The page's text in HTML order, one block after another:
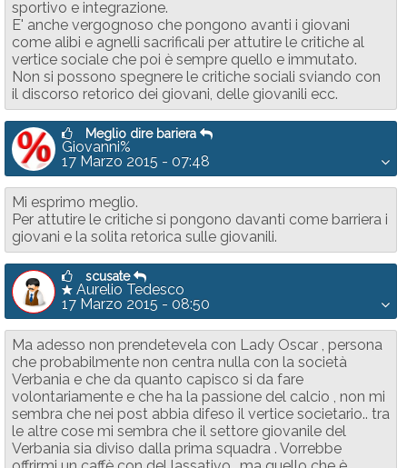
sportivo e integrazione.
E' anche vergognoso che pongono avanti i giovani
come alibi e agnelli sacrificali per attutire le critiche al
vertice sociale che poi è sempre quello e immutato.
Non si possono spegnere le critiche sociali sviando con
il discorso retorico dei giovani, delle giovanili ecc.
Meglio dire bariera
Giovanni%
17 Marzo 2015 - 07:48
Mi esprimo meglio.
Per attutire le critiche si pongono davanti come barriera i
giovani e la solita retorica sulle giovanili.
scusate
Aurelio Tedesco
17 Marzo 2015 - 08:50
Ma adesso non prendetevela con Lady Oscar , persona
che probabilmente non centra nulla con la società
Verbania e che da quanto capisco si da fare
volontariamente e che ha la passione del calcio , non mi
sembra che nei post abbia difeso il vertice societario.. tra
le altre cose mi sembra che il settore giovanile del
Verbania sia diviso dalla prima squadra . Vorrebbe